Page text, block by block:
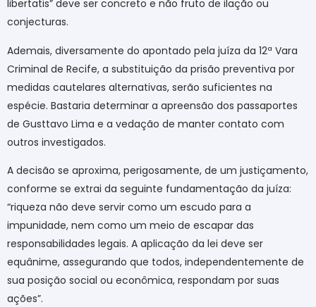
libertatis” deve ser concreto e não fruto de ilação ou
conjecturas.
Ademais, diversamente do apontado pela juíza da 12ª Vara
Criminal de Recife, a substituição da prisão preventiva por
medidas cautelares alternativas, serão suficientes na
espécie. Bastaria determinar a apreensão dos passaportes
de Gusttavo Lima e a vedação de manter contato com
outros investigados.
A decisão se aproxima, perigosamente, de um justiçamento,
conforme se extrai da seguinte fundamentação da juíza:
“riqueza não deve servir como um escudo para a
impunidade, nem como um meio de escapar das
responsabilidades legais. A aplicação da lei deve ser
equânime, assegurando que todos, independentemente de
sua posição social ou econômica, respondam por suas
ações”.